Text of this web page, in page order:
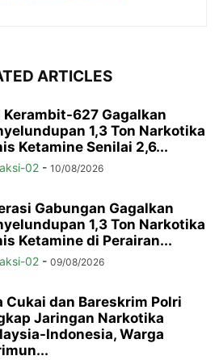
ARTICLES
Kerambit-627 Gagalkan
1,3 Ton Narkotika
Ketamine Senilai 2,6...
02 - 10/08/2026
Gabungan Gagalkan
1,3 Ton Narkotika
Ketamine di Perairan...
02 - 09/08/2026
Cukai dan Bareskrim Polri
Jaringan Narkotika
Indonesia, Warga